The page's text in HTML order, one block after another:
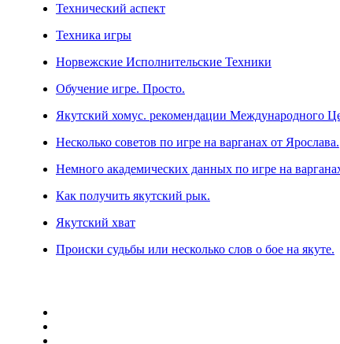
Технический аспект
Техника игры
Норвежские Исполнительские Техники
Обучение игре. Просто.
Якутский хомус. рекомендации Международного
Несколько советов по игре на варганах от Ярослава.
Немного академических данных по игре на
Как получить якутский рык.
Якутский хват
Происки судьбы или несколько слов о бое на якуте.